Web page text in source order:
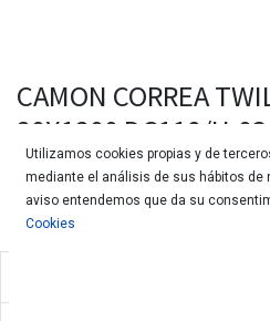
CAMON CORREA
20X1200 DC118/H.03
Utilizamos cookies propias y de
mediante el análisis de sus hábitos de
aviso entendemos que da su
Cookies